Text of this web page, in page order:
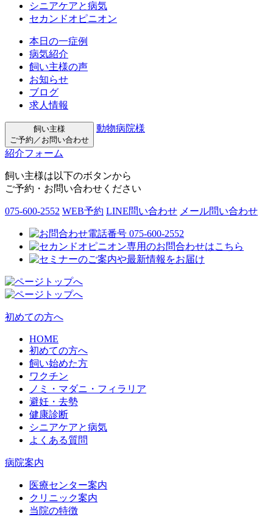
シニアケアと病気
セカンドオピニオン
本日の一症例
病気紹介
飼い主様の声
お知らせ
ブログ
求人情報
飼い主様
ご予約／お問い合わせ
動物病院様
紹介フォーム
飼い主様は以下のボタンから
ご予約・お問い合わせください
075-600-2552 WEB予約 LINE問い合わせ メール問い合わせ
初めての方へ
HOME
初めての方へ
飼い始めた方
ワクチン
ノミ・マダニ・フィラリア
避妊・去勢
健康診断
シニアケアと病気
よくある質問
病院案内
医療センター案内
クリニック案内
当院の特徴